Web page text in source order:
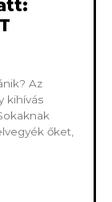
Az
kihívás
őket,